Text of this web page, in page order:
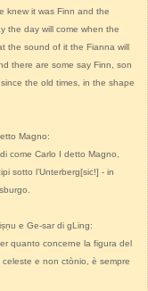
knew it was Finn and the
the day will come when the
the sound of it the Fianna will
there are some say Finn, son
the old times, in the shape
Magno:
come Carlo I detto Magno,
sotto l’Unterberg[sic!] - in
e Ge-sar di gLing:
quanto concerne la figura del
e non ctònio, è sempre